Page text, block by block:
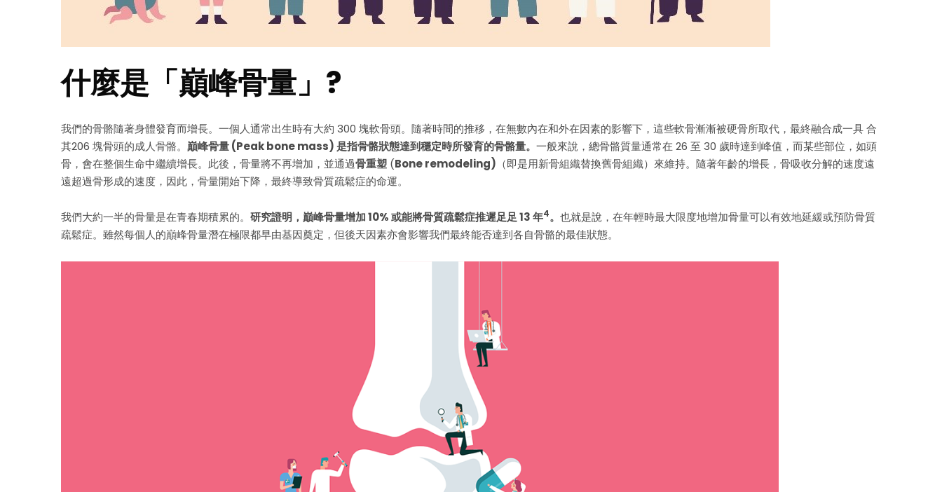
什麼是「巔峰骨量」?
我們的骨骼隨著身體發育而增長。一個人通常出生時有大約 300 塊軟骨頭。隨著時間的推移，在無數內在和外在因素的影響下，這些軟骨漸漸被硬骨所取代，最終融合成一具 合
其206 塊骨頭的成人骨骼。 巔峰骨量(Peak bone mass)是指骨骼狀態達到穩定時所發育的骨骼量。 一般來說，總骨骼質量通常在 26 至 30 歲時達到峰值，而某些部位，如頭
骨，會在整個生命中繼續增長。此後，骨量將不再增加，並通過骨重塑 (Bone remodeling) （即是用新骨組織替換舊骨組織）來維持。隨著年齡的增長，骨吸收分解的速度遠
遠超過骨形成的速度，因此，骨量開始下降，最終導致骨質疏鬆症的命運。
我們大約一半的骨量是在青春期積累的。 研究證明，巔峰骨量增加 10% 或能將骨質疏鬆症推遲足足 13 年4。 也就是說，在年輕時最大限度地增加骨量可以有效地延緩或預防骨質
疏鬆症。雖然每個人的巔峰骨量潛在極限都早由基因奠定，但後天因素亦會影響我們最終能否達到各自骨骼的最佳狀態。